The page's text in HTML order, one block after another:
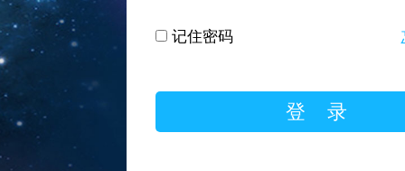
记住密码